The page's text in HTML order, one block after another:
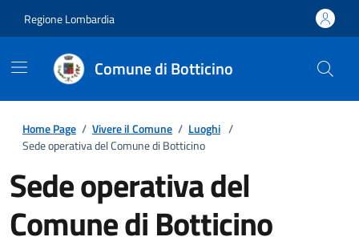
Regione Lombardia
Comune di Botticino
Home Page / Vivere il Comune / Luoghi /
Sede operativa del Comune di Botticino
Sede operativa del
Comune di Botticino